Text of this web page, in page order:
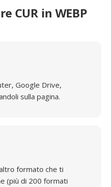
CUR in WEBP
Google Drive,
sulla pagina.
formato che ti
(più di 200 formati